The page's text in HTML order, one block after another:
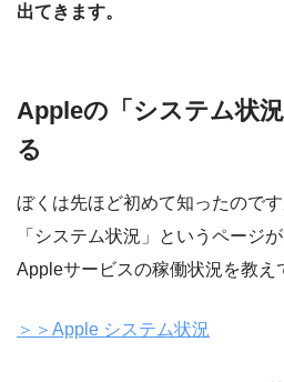
出てきます。
Appleの「システム状
る
ぼくは先ほど初めて知ったので
「システム状況」というページ
Appleサービスの稼働状況を教え
＞＞Apple システム状況